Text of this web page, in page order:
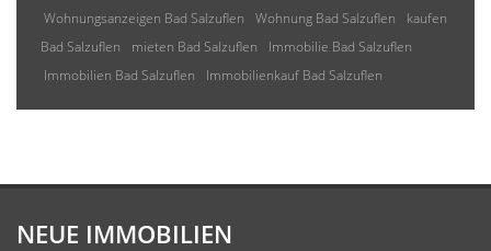
Wohnungsanzeigen Bad Salzuflen
Wohnung Bad Salzuflen
kaufen
Bad Salzuflen
mieten Bad Salzuflen
Immobilie Bad Salzuflen
Immobilien Bad Salzuflen
Immobilienkauf Bad Salzuflen
NEUE IMMOBILIEN